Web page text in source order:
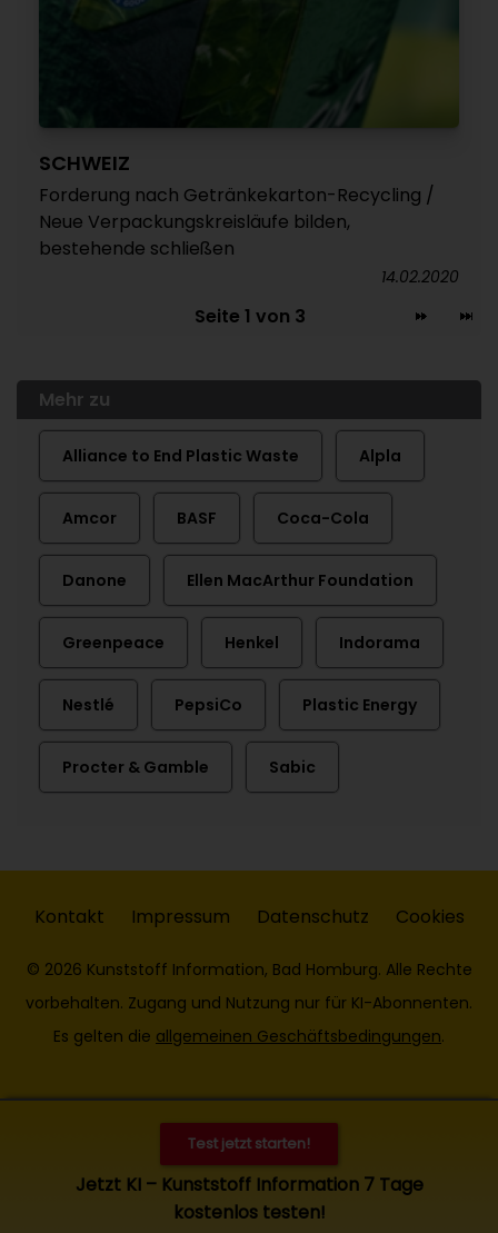
SCHWEIZ
Forderung nach Getränkekarton-Recycling /
Neue Verpackungskreisläufe bilden,
bestehende schließen
14.02.2020
Seite 1 von 3
Mehr zu
Alliance to End Plastic Waste Alpla
Amcor BASF Coca-Cola
Danone Ellen MacArthur Foundation
Greenpeace Henkel Indorama
Nestlé PepsiCo Plastic Energy
Procter & Gamble Sabic
Test jetzt starten!
Jetzt KI – Kunststoff Information 7 Tage
kostenlos testen!
Kontakt Impressum Datenschutz Cookies
© 2026 Kunststoff Information, Bad Homburg. Alle Rechte
vorbehalten. Zugang und Nutzung nur für KI-Abonnenten.
Es gelten die allgemeinen Geschäftsbedingungen.